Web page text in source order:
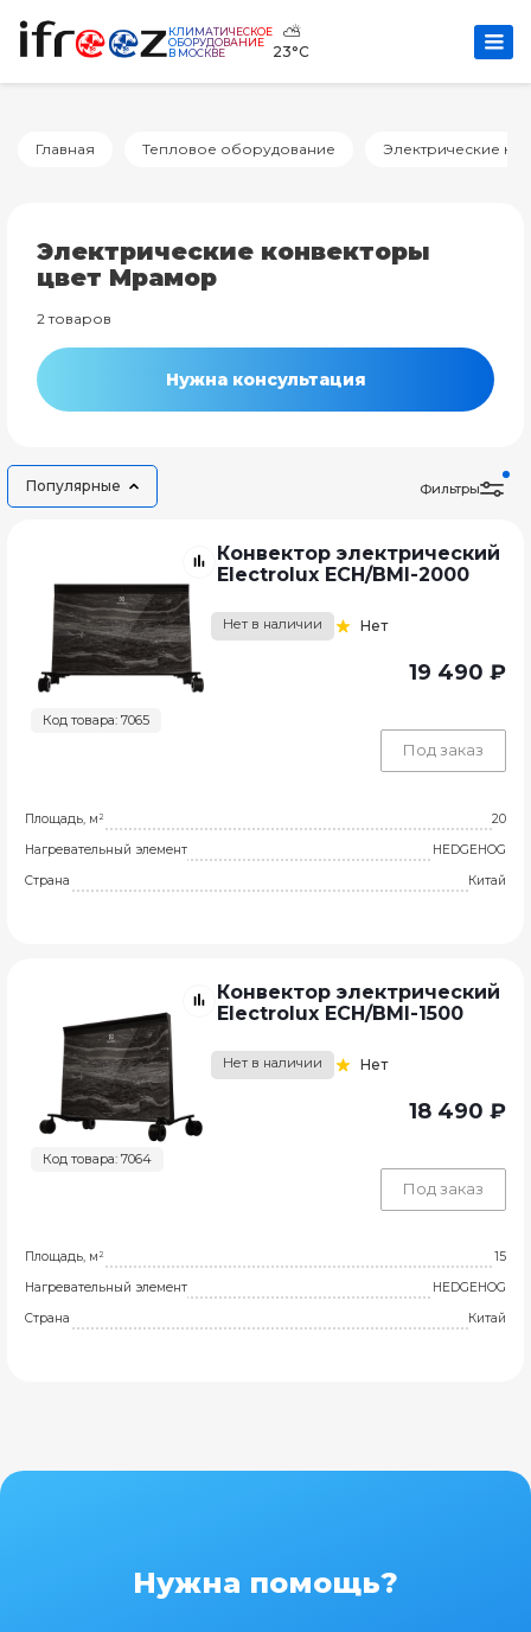
КЛИМАТИЧЕСКОЕ
ОБОРУДОВАНИЕ
В МОСКВЕ
⛅
23°C
Главная Тепловое оборудование Электрические
Электрические конвекторы
цвет Мрамор
2 товаров
Нужна консультация
Популярные Фильтры
Код товара: 7065
Конвектор электрический
Electrolux ECH/BMI-2000
Нет в наличии Нет
19 490 ₽
Под заказ
Площадь, м²
20
Нагревательный элемент
HEDGEHOG
Страна
Китай
Код товара: 7064
Конвектор электрический
Electrolux ECH/BMI-1500
Нет в наличии Нет
18 490 ₽
Под заказ
Площадь, м²
15
Нагревательный элемент
HEDGEHOG
Страна
Китай
Нужна помощь?